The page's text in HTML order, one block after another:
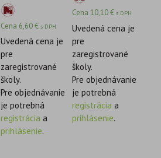
Cena 6,60€ s DPH
Uvedená cena je
pre
zaregistrované
školy.
Pre objednávanie
je potrebná
registrácia a
prihlásenie.
Cena 10,10€ s DPH
Uvedená cena je
pre
zaregistrované
školy.
Pre objednávanie
je potrebná
registrácia a
prihlásenie.